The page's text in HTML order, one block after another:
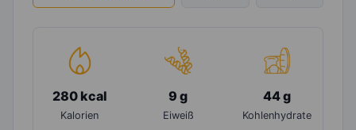
280 kcal
Kalorien
9 g
Eiweiß
44 g
Kohlenhydrate